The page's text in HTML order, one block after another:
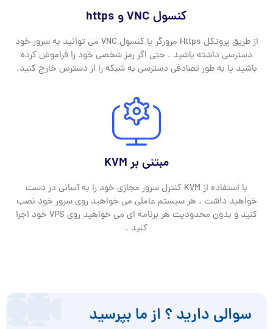
کنسول VNC و https
از طریق پروتکل Https مرورگر یا کنسول VNC می توانید به سرور خود
دسترسی داشته باشید . حتی اگر رمز شخصی خود را فراموش کرده
باشید یا به طور تصادفی دسترسی به شبکه را از دسترس خارج کنید.
مبتنی بر KVM
با استفاده از KVM کنترل سرور مجازی خود را به آسانی در دست
خواهید داشت . هر سیستم عاملی می خواهید روی سرور خود نصب
کنید و بدون محدودیت هر برنامه ای می خواهید روی VPS خود اجرا
کنید .
سوالی دارید ؟ از ما بپرسید